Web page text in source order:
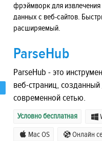
фрэймворк для
данных с веб-сайтов.
расширяемый.
ParseHub
ParseHub - это
веб-страниц,
современной сетью.
Условно бесплатная
Mac OS Онлайн